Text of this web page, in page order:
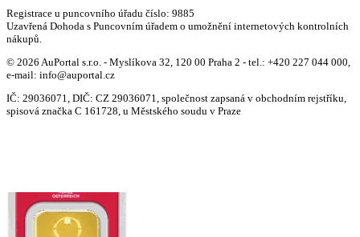
Registrace u puncovního úřadu číslo: 9885
Uzavřená Dohoda s Puncovním úřadem o umožnění internetových kontrolních
nákupů.
© 2026 AuPortal s.r.o. - Myslíkova 32, 120 00 Praha 2 - tel.: +420 227 044 000,
e-mail: info@auportal.cz
IČ: 29036071, DIČ: CZ 29036071, společnost zapsaná v obchodním rejstříku,
spisová značka C 161728, u Městského soudu v Praze